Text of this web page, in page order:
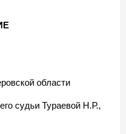
области
судьи Тураевой Н.Р.,